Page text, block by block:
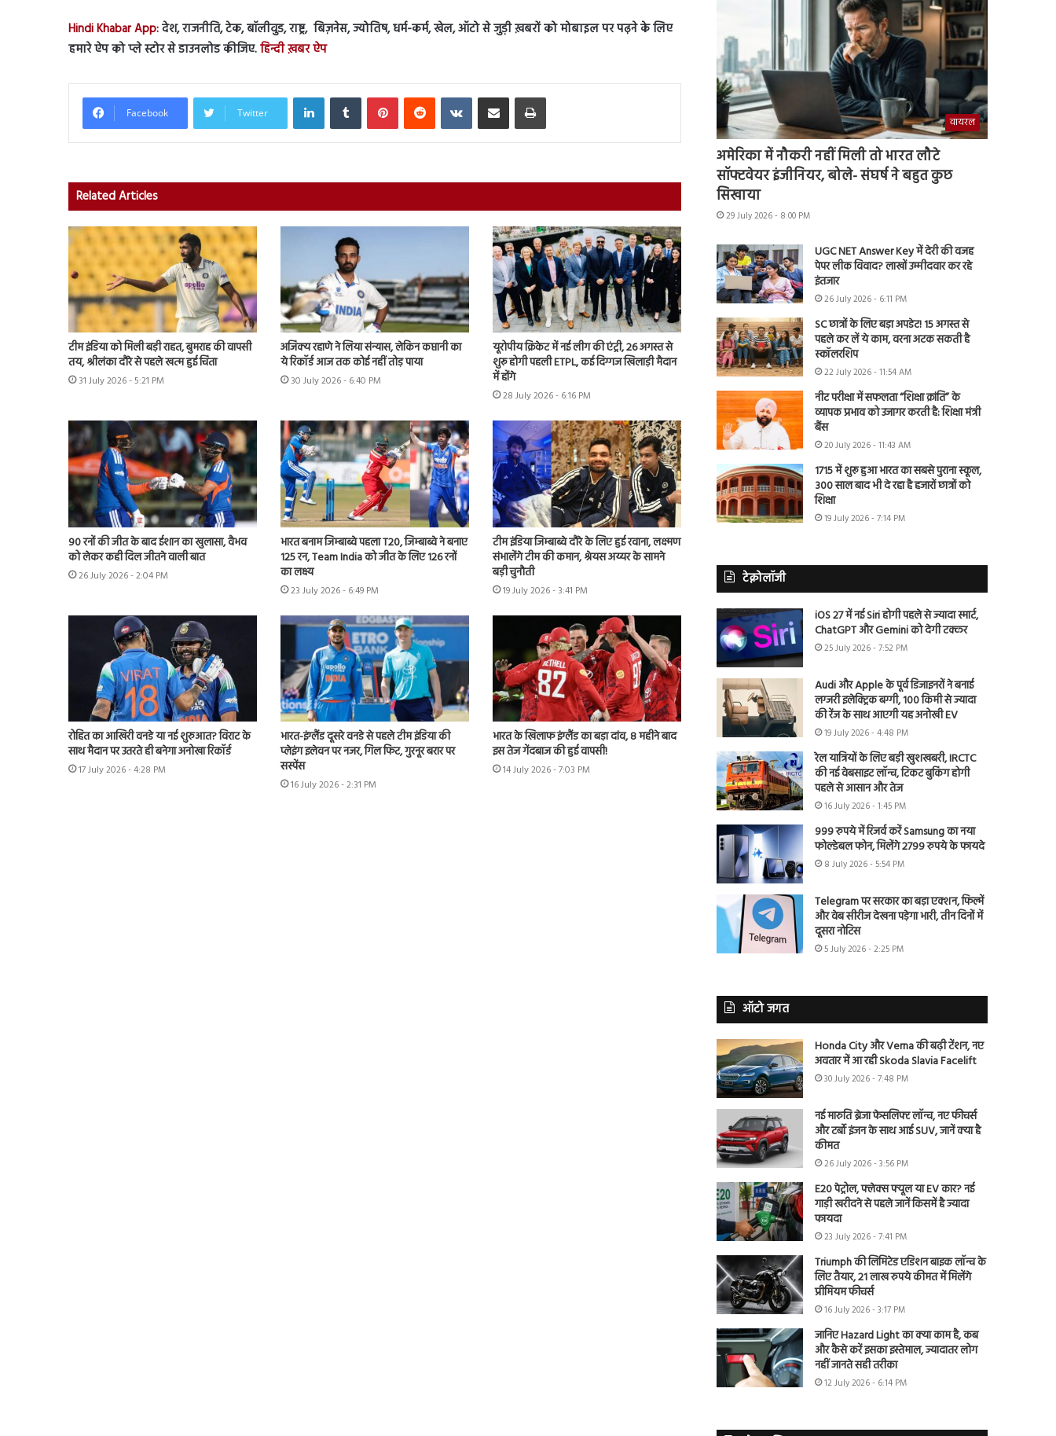
Hindi Khabar App:देश, राजनीति, टेक, बॉलीवुड, राष्ट्र, बिज़नेस, ज्योतिष, धर्म-कर्म, खेल, ऑटो से जुड़ी ख़बरों को मोबाइल पर पढ़ने के लिए
हमारे ऐप को प्ले स्टोर से डाउनलोड कीजिए.हिन्दी ख़बर ऐप
Facebook Twitter
LinkedInTumblr PinterestReddit VKontakteShare via Email Print
Related Articles
टीम इंडिया को मिली बड़ी राहत, बुमराह की वापसी
तय, श्रीलंका दौरे से पहले खत्म हुई चिंता
31 July 2026 - 5:21 PM
अजिंक्य रहाणे ने लिया संन्यास, लेकिन कप्तानी का
ये रिकॉर्ड आज तक कोई नहीं तोड़ पाया
30 July 2026 - 6:40 PM
यूरोपीय क्रिकेट में नई लीग की एंट्री, 26 अगस्त से
शुरू होगी पहली ETPL, कई दिग्गज खिलाड़ी मैदान
में होंगे
28 July 2026 - 6:16 PM
90 रनों की जीत के बाद ईशान का खुलासा, वैभव
को लेकर कही दिल जीतने वाली बात
26 July 2026 - 2:04 PM
भारत बनाम जिम्बाब्वे पहला T20, जिम्बाब्वे ने बनाए
125 रन, Team India को जीत के लिए 126 रनों
का लक्ष्य
23 July 2026 - 6:49 PM
टीम इंडिया जिम्बाब्वे दौरे के लिए हुई रवाना, लक्ष्मण
संभालेंगे टीम की कमान, श्रेयस अय्यर के सामने
बड़ी चुनौती
19 July 2026 - 3:41 PM
रोहित का आखिरी वनडे या नई शुरुआत? विराट के
साथ मैदान पर उतरते ही बनेगा अनोखा रिकॉर्ड
17 July 2026 - 4:28 PM
भारत-इंग्लैंड दूसरे वनडे से पहले टीम इंडिया की
प्लेइंग इलेवन पर नजर, गिल फिट, गुरनूर बरार पर
सस्पेंस
16 July 2026 - 2:31 PM
भारत के खिलाफ इंग्लैंड का बड़ा दांव, 8 महीने बाद
इस तेज गेंदबाज की हुई वापसी!
14 July 2026 - 7:03 PM
वायरल
अमेरिका में नौकरी नहीं मिली तो भारत लौटे
सॉफ्टवेयर इंजीनियर, बोले- संघर्ष ने बहुत कुछ
सिखाया
29 July 2026 - 8:00 PM
UGC NET Answer Key में देरी की वजह
पेपर लीक विवाद? लाखों उम्मीदवार कर रहे
इंतजार
26 July 2026 - 6:11 PM
SC छात्रों के लिए बड़ा अपडेट! 15 अगस्त से
पहले कर लें ये काम, वरना अटक सकती है
स्कॉलरशिप
22 July 2026 - 11:54 AM
नीट परीक्षा में सफलता “शिक्षा क्रांति” के
व्यापक प्रभाव को उजागर करती है: शिक्षा मंत्री
बैंस
20 July 2026 - 11:43 AM
1715 में शुरू हुआ भारत का सबसे पुराना स्कूल,
300 साल बाद भी दे रहा है हजारों छात्रों को
शिक्षा
19 July 2026 - 7:14 PM
टेक्नोलॉजी
iOS 27 में नई Siri होगी पहले से ज्यादा स्मार्ट,
ChatGPT और Gemini को देगी टक्कर
25 July 2026 - 7:52 PM
Audi और Apple के पूर्व डिजाइनरों ने बनाई
लग्जरी इलेक्ट्रिक बग्गी, 100 किमी से ज्यादा
की रेंज के साथ आएगी यह अनोखी EV
19 July 2026 - 4:48 PM
रेल यात्रियों के लिए बड़ी खुशखबरी, IRCTC
की नई वेबसाइट लॉन्च, टिकट बुकिंग होगी
पहले से आसान और तेज
16 July 2026 - 1:45 PM
999 रुपये में रिजर्व करें Samsung का नया
फोल्डेबल फोन, मिलेंगे 2799 रुपये के फायदे
8 July 2026 - 5:54 PM
Telegram पर सरकार का बड़ा एक्शन, फिल्में
और वेब सीरीज देखना पड़ेगा भारी, तीन दिनों में
दूसरा नोटिस
5 July 2026 - 2:25 PM
ऑटो जगत
Honda City और Verna की बढ़ी टेंशन, नए
अवतार में आ रही Skoda Slavia Facelift
30 July 2026 - 7:48 PM
नई मारुति ब्रेजा फेसलिफ्ट लॉन्च, नए फीचर्स
और टर्बो इंजन के साथ आई SUV, जानें क्या है
कीमत
26 July 2026 - 3:56 PM
E20 पेट्रोल, फ्लेक्स फ्यूल या EV कार? नई
गाड़ी खरीदने से पहले जानें किसमें है ज्यादा
फायदा
23 July 2026 - 7:41 PM
Triumph की लिमिटेड एडिशन बाइक लॉन्च के
लिए तैयार, 21 लाख रुपये कीमत में मिलेंगे
प्रीमियम फीचर्स
16 July 2026 - 3:17 PM
जानिए Hazard Light का क्या काम है, कब
और कैसे करें इसका इस्तेमाल, ज्यादातर लोग
नहीं जानते सही तरीका
12 July 2026 - 6:14 PM